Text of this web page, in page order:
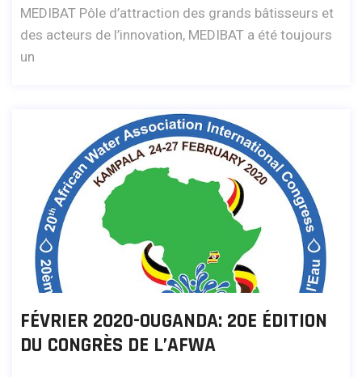
MEDIBAT Pôle d’attraction des grands bâtisseurs et
des acteurs de l’innovation, MEDIBAT a été toujours
un
FÉVRIER 2020-OUGANDA: 20E ÉDITION
DU CONGRÈS DE L’AFWA